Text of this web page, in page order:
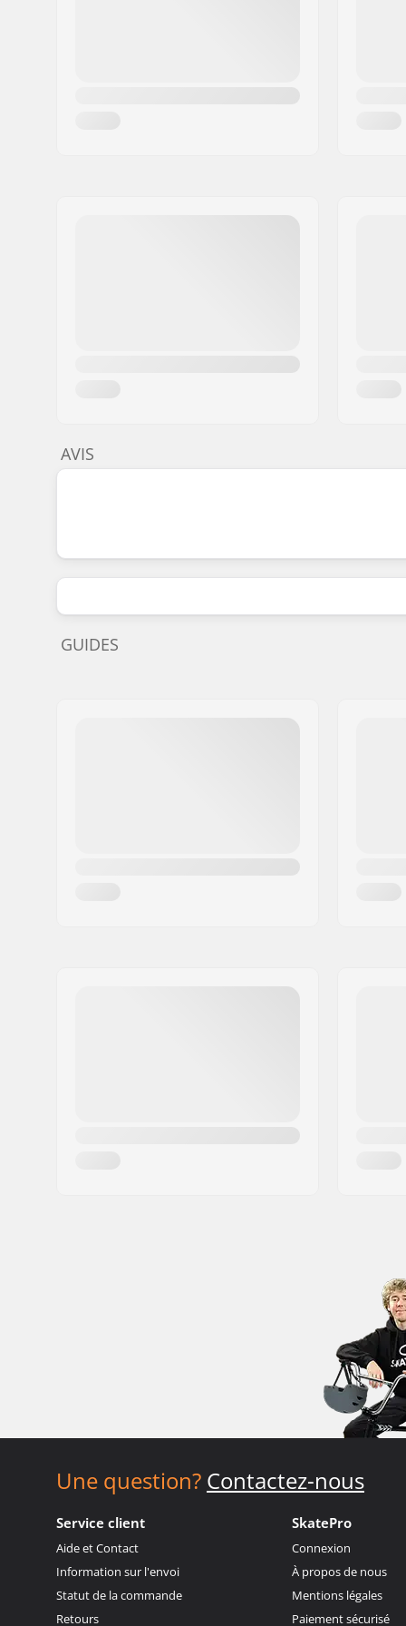
AVIS
GUIDES
Une question? Contactez-nous
Service client
Aide et Contact
Information sur l'envoi
Statut de la commande
Retours
SkatePro
Connexion
À propos de nous
Mentions légales
Paiement sécurisé